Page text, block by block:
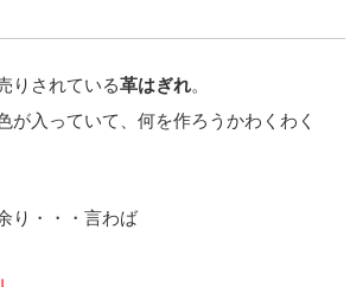
りされている革はぎれ。
が入っていて、何を作ろうかわくわく
り・・・言わば